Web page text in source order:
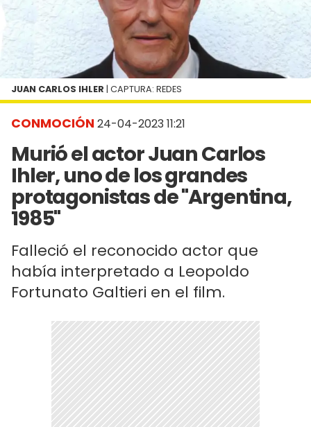
CONMOCIÓN 24-04-2023 11:21
Murió el actor Juan Carlos
Ihler, uno de los grandes
protagonistas de "Argentina,
1985"
Falleció el reconocido actor que
había interpretado a Leopoldo
Fortunato Galtieri en el film.
JUAN CARLOS IHLER | CAPTURA: REDES